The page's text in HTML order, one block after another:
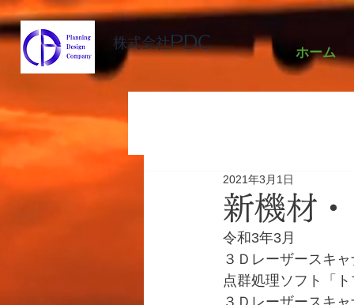
株式会社PDC
ホーム
新機材
2021年3月1日
令和3年3月
３Ｄレーザースキ
点群処理ソフト「
３Ｄレーザースキ